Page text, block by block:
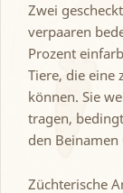
Zwei
verpaaren
Prozent
Tiere, die eine
können. Sie
tragen,
den
Züchterische